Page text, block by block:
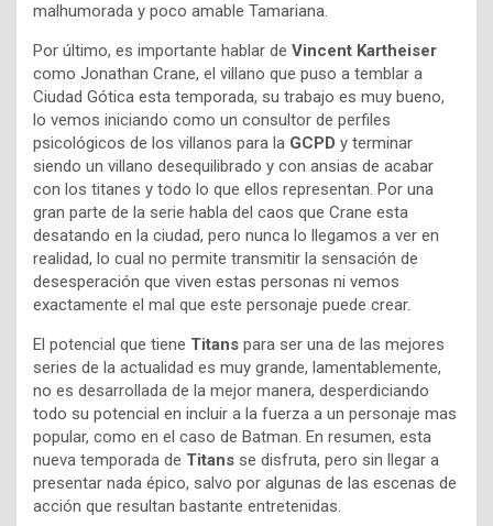
malhumorada y poco amable Tamariana.
Por último, es importante hablar de Vincent Kartheiser
como Jonathan Crane, el villano que puso a temblar a
Ciudad Gótica esta temporada, su trabajo es muy bueno,
lo vemos iniciando como un consultor de perfiles
psicológicos de los villanos para la GCPD y terminar
siendo un villano desequilibrado y con ansias de acabar
con los titanes y todo lo que ellos representan. Por una
gran parte de la serie habla del caos que Crane esta
desatando en la ciudad, pero nunca lo llegamos a ver en
realidad, lo cual no permite transmitir la sensación de
desesperación que viven estas personas ni vemos
exactamente el mal que este personaje puede crear.
El potencial que tiene Titans para ser una de las mejores
series de la actualidad es muy grande, lamentablemente,
no es desarrollada de la mejor manera, desperdiciando
todo su potencial en incluir a la fuerza a un personaje mas
popular, como en el caso de Batman. En resumen, esta
nueva temporada de Titans se disfruta, pero sin llegar a
presentar nada épico, salvo por algunas de las escenas de
acción que resultan bastante entretenidas.